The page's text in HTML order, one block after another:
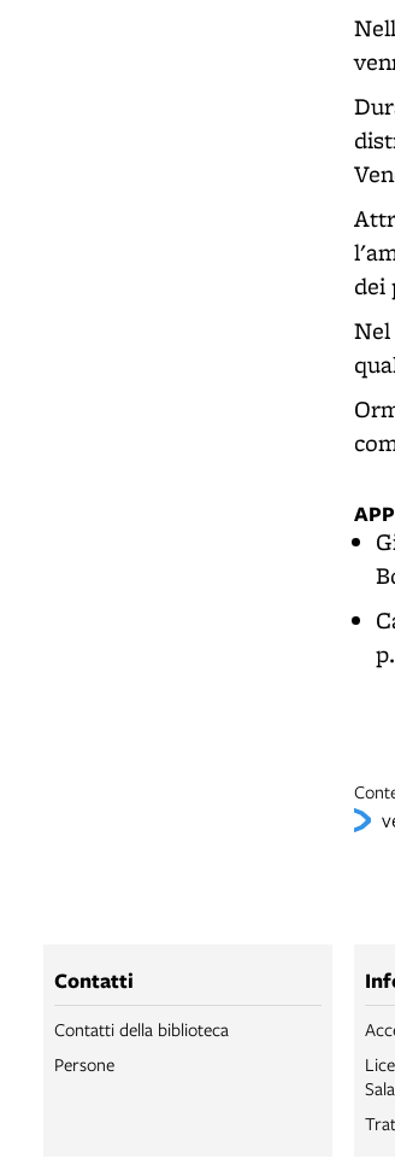
dei
Nel
Contatti
Contatti della biblioteca
Persone